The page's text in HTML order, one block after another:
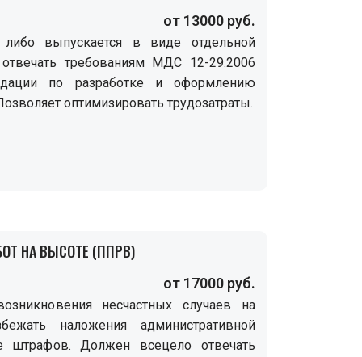
от 13000 руб.
выпускается в виде отдельной
требованиям МДС 12-29.2006
по разработке и оформлению
оптимизировать трудозатраты.
НА ВЫСОТЕ (ППРВ)
от 17000 руб.
несчастных случаев на
наложения административной
штрафов. Должен всецело отвечать